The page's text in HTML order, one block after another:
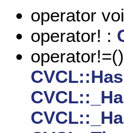
operator
operator! :